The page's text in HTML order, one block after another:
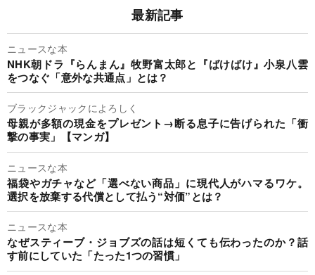
最新記事
ニュースな本
NHK朝ドラ『らんまん』牧野富太郎と『ばけばけ』小泉八雲
をつなぐ「意外な共通点」とは？
ブラックジャックによろしく
母親が多額の現金をプレゼント→断る息子に告げられた「衝
撃の事実」【マンガ】
ニュースな本
福袋やガチャなど「選べない商品」に現代人がハマるワケ。
選択を放棄する代償として払う“対価”とは？
ニュースな本
なぜスティーブ・ジョブズの話は短くても伝わったのか？話
す前にしていた「たった1つの習慣」